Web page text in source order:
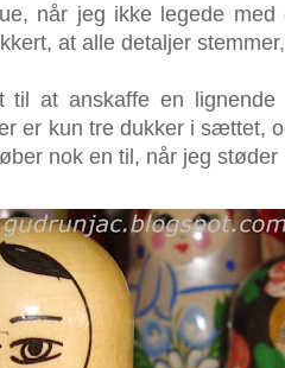
når jeg ikke legede
at alle detaljer
til at anskaffe en
er kun tre dukker i sættet,
nok en til, når jeg støder